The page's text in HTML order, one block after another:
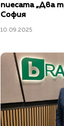
пиесата „Два
София
10.09.2025